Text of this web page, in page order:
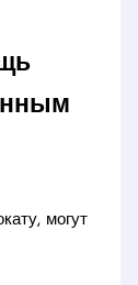
могут